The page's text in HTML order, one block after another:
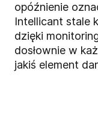
opóźnienie
Intellicant stale
dzięki
dosłownie w
jakiś element